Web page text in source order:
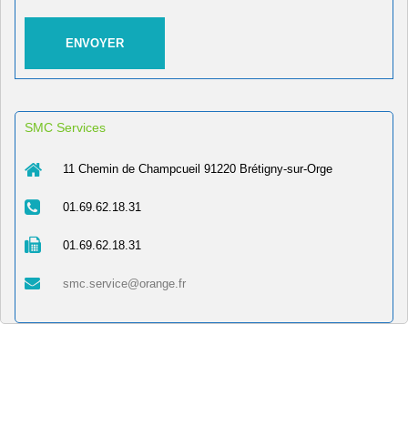
SMC Services
11 Chemin de Champcueil 91220 Brétigny-sur-Orge
01.69.62.18.31
01.69.62.18.31
smc.service@orange.fr